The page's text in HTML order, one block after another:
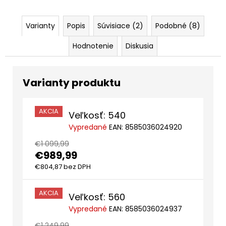
Varianty Popis Súvisiace (2)
Podobné (8)
Hodnotenie
Diskusia
AKCIA Veľkosť: 540
Vypredané EAN: 8585036024920
€1 099,99
€989,99
€804,87 bez DPH
AKCIA Veľkosť: 560
Vypredané EAN: 8585036024937